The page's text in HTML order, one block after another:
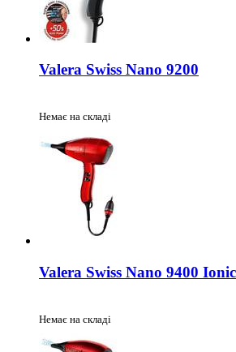
Valera Swiss Nano 9200
Немає на складі
Valera Swiss Nano 9400
Немає на складі